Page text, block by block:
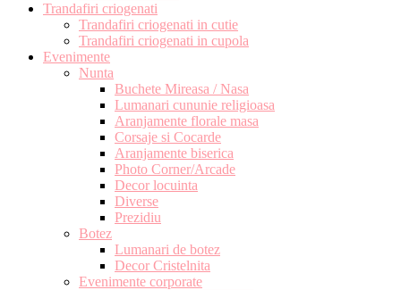
Trandafiri criogenati
Trandafiri criogenati in cutie
Trandafiri criogenati in cupola
Evenimente
Nunta
Buchete Mireasa / Nasa
Lumanari cununie religioasa
Aranjamente florale masa
Corsaje si Cocarde
Aranjamente biserica
Photo Corner/Arcade
Decor locuinta
Diverse
Prezidiu
Botez
Lumanari de botez
Decor Cristelnita
Evenimente corporate